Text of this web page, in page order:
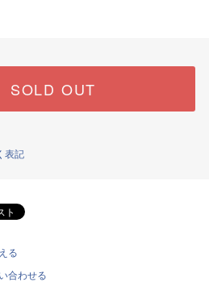
SOLD OUT
表記
る
合わせる